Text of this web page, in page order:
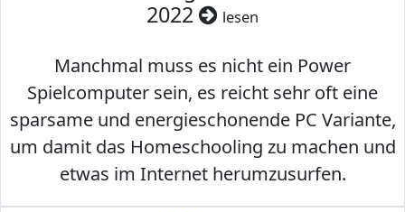
2022
lesen
Manchmal muss es nicht ein Power
Spielcomputer sein, es reicht sehr oft eine
sparsame und energieschonende PC Variante,
um damit das Homeschooling zu machen und
etwas im Internet herumzusurfen.